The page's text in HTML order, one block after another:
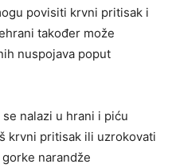
povisiti krvni pritisak i
također može
nuspojava poput
nalazi u hrani i piću
krvni pritisak ili uzrokovati
narandže